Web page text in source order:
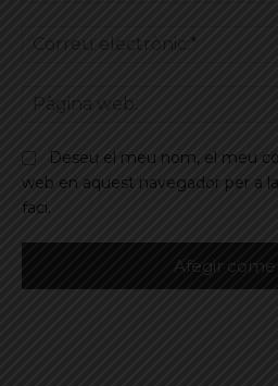
Deseu el meu nom, el meu
web en aquest navegador per a
faci.